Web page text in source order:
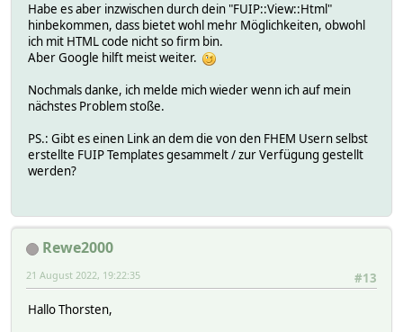
Habe es aber inzwischen durch dein "FUIP::View::Html"
hinbekommen, dass bietet wohl mehr Möglichkeiten, obwohl
ich mit HTML code nicht so firm bin.
Aber Google hilft meist weiter.
Nochmals danke, ich melde mich wieder wenn ich auf mein
nächstes Problem stoße.
PS.: Gibt es einen Link an dem die von den FHEM Usern selbst
erstellte FUIP Templates gesammelt / zur Verfügung gestellt
werden?
Rewe2000
#13
21 August 2022, 19:22:35
Hallo Thorsten,